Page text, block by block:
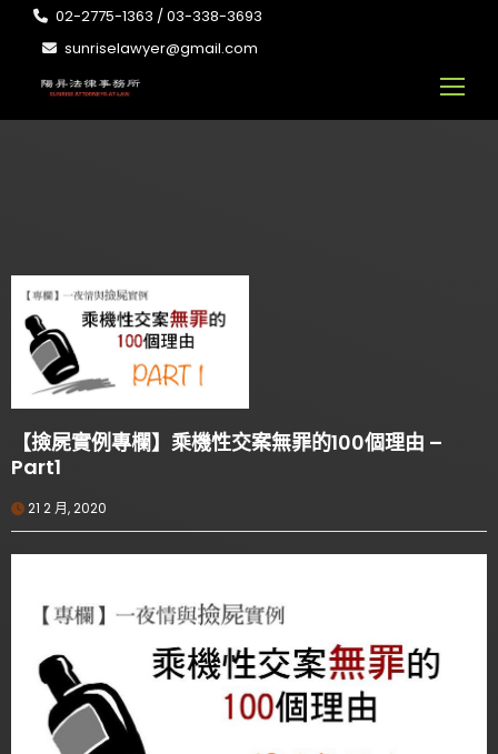
02-2775-1363 / 03-338-3693
sunriselawyer@gmail.com
【撿屍實例專欄】乘機性交案無罪的100個理由 –
Part1
21 2 月, 2020